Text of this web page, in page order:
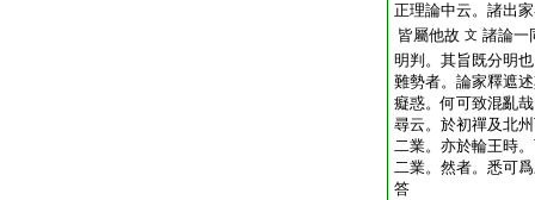
正理論中云。諸出
皆屬他故 文 諸論一
明判。其旨既分明
難勢者。論家釋遮
癡惑。何可致混亂哉
尋云。於初禪及北
二業。亦於輪王時
二業。然者。悉可
答